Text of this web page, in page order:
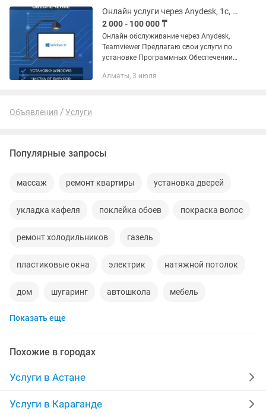
Онлайн услуги через Anydesk, 1c, 1с, Microsoft Office, excel, word
2 000 - 100 000 ₸
Онлайн обслуживание через Anydesk,
Teamviewer Предлагаю свои услуги по
установке Программных Обеспечении
т.д. 3 - вида пакета услуги
Алматы, 3 июля
Объявления Услуги
Популярные запросы
массаж ремонт квартиры установка дверей
укладка кафеля поклейка обоев покраска волос
ремонт холодильников газель
пластиковые окна электрик натяжной потолок
дом шугаринг автошкола мебель
ремонт телевизоров
мебель на заказ
уколы на дому вывоз мусора
Показать еще
Похожие в городах
Услуги в Астане
Услуги в Караганде